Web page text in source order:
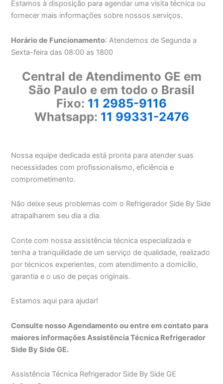
Estamos à disposição para agendar uma visita técnica ou
fornecer mais informações sobre nossos serviços.
Horário de Funcionamento: Atendemos de Segunda a
Sexta-feira das 08:00 as 1800
Central de Atendimento GE em
São Paulo e em todo o Brasil
Fixo: 11 2985-9116
Whatsapp: 11 99331-2476
Nossa equipe dedicada está pronta para atender suas
necessidades com profissionalismo, eficiência e
comprometimento.
Não deixe seus problemas com o Refrigerador Side By Side
atrapalharem seu dia a dia.
Conte com nossa assistência técnica especializada e
tenha a tranquilidade de um serviço de qualidade, realizado
por técnicos experientes, com atendimento a domicílio,
garantia e o uso de peças originais.
Estamos aqui para ajudar!
Consulte nosso Agendamento ou entre em contato para
maiores informações Assistência Técnica Refrigerador
Side By Side GE.
Assistência Técnica Refrigerador Side By Side GE